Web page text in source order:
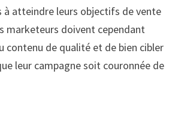
à atteindre leurs objectifs de vente
marketeurs doivent cependant
contenu de qualité et de bien cibler
leur campagne soit couronnée de